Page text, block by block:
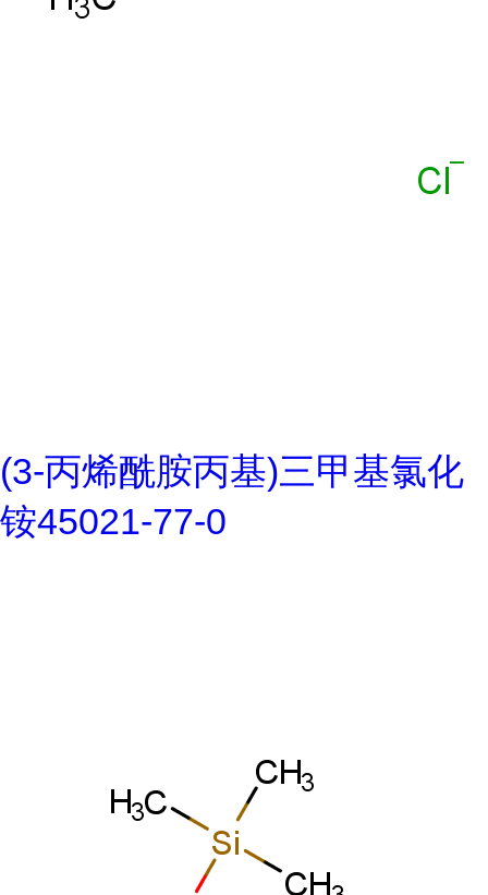
(3-丙烯酰胺丙基)三甲基氯化
铵45021-77-0